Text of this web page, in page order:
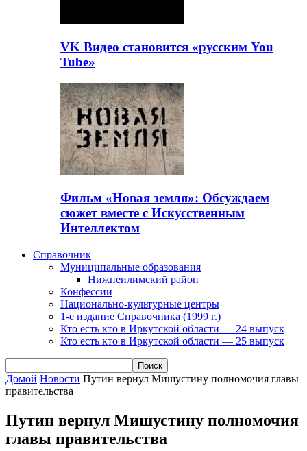
VK Видео становится «русским You
Tube»
Фильм «Новая земля»: Обсуждаем
сюжет вместе с Искусственным
Интеллектом
Справочник
Муниципальные образования
Нижнеилимский район
Конфессии
Национально-культурные центры
1-е издание Справочника (1999 г.)
Кто есть кто в Иркутской области — 24 выпуск
Кто есть кто в Иркутской области — 25 выпуск
Домой Новости Путин вернул Мишустину полномочия главы
правительства
Путин вернул Мишустину полномочия
главы правительства